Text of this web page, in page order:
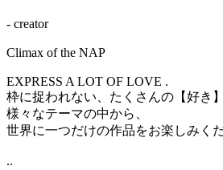
- creator
Climax of the NAP
EXPRESS A LOT OF LOVE .
枠に捉われない、たくさんの【好き
様々なテーマの中から、
世界に一つだけの作品をお楽しみくだ
..